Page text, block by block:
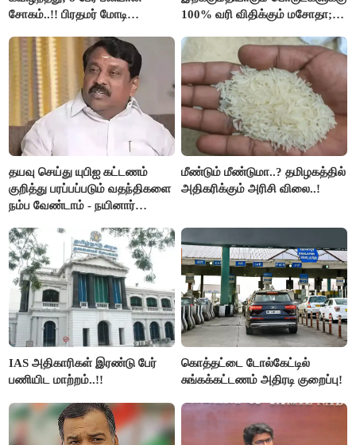
சோகம்..!! பிரதமர் மோடி
100% வரி விதிக்கும் மசோதா;
தயவு செய்து யுபிஐ கட்டணம்
குறித்து பரப்பப்படும் வதந்திகளை
நம்ப வேண்டாம் - நயினார்
மீண்டும் மீண்டுமா..? தமிழகத்தில்
அதிகரிக்கும் அரிசி விலை..!
IAS அதிகாரிகள் இரண்டு பேர்
பணியிட மாற்றம்..!!
கொத்தட்டை டோல்கேட்டில்
சுங்கக்கட்டணம் அதிரடி குறைப்பு!